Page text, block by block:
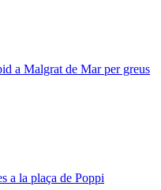
a Malgrat de Mar per greus
a la plaça de Poppi